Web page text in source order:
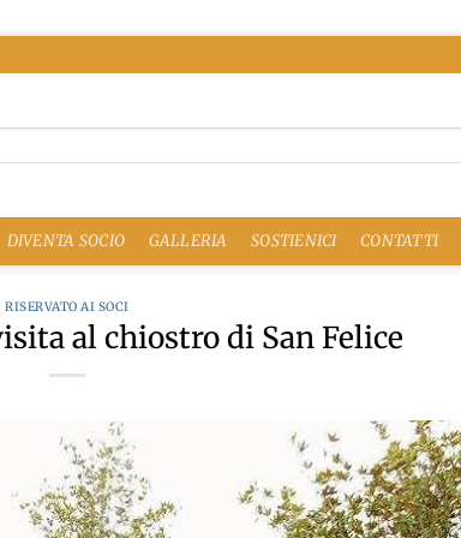
DIVENTA SOCIO GALLERIA SOSTIENICI CONTATTI
RISERVATO AI SOCI
al chiostro di San Felice